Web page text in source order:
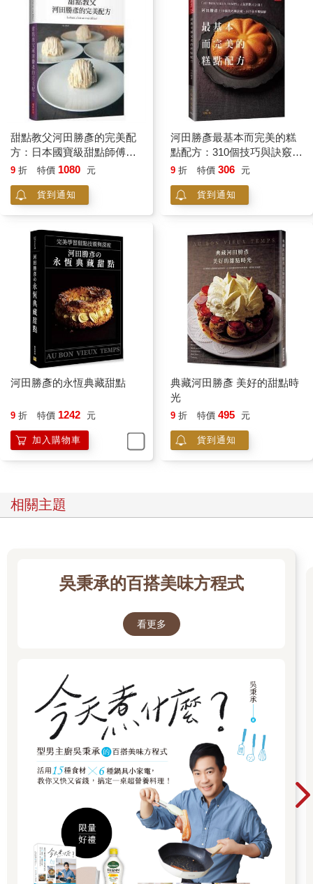
甜點教父河田勝彥的完美配
方：日本國寶級甜點師傅在
台第一本，XXXL超重量級精
9 折 特價 1080 元
貨到通知
河田勝彥最基本而完美的糕
點配方：310個技巧與訣竅，
547張步驟圖解，「AU BON
大公開！
9 折 特價 306 元
貨到通知
河田勝彥的永恆典藏甜點
9 折 特價 1242 元
加入購物車
典藏河田勝彥 美好的甜點時
光
9 折 特價 495 元
貨到通知
相關主題
吳秉承的百搭美味方程式
看更多